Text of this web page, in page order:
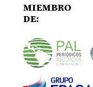
MIEMBRO
DE: